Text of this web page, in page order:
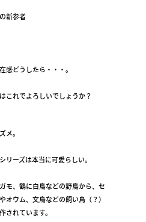
新参者
感どうしたら・・・。
これでよろしいでしょうか？
メ。
リーズは本当に可愛らしい。
モ、鶴に白鳥などの野鳥から、セ
オウム、文鳥などの飼い鳥（？）
されています。